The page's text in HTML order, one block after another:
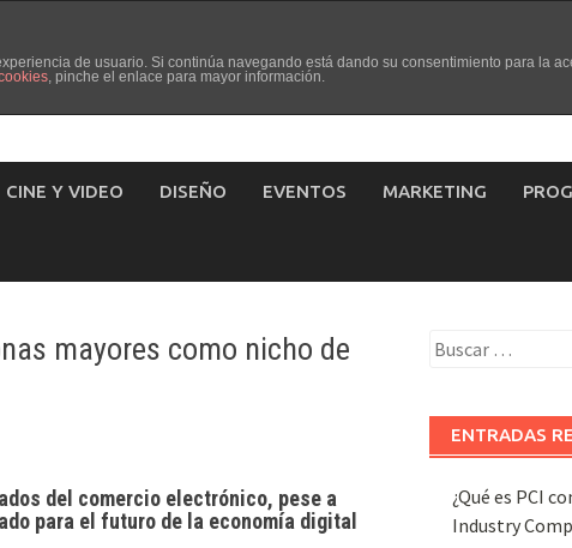
CINE Y VIDEO DISEÑO EVENTOS MARKETING
mayores como nicho de
del comercio electrónico, pese a
para el futuro de la economía digital
Buscar:
ENTRADAS
¿Qué es PCI
Industry
de usuario. Si continúa navegando está dando su consentimiento para la
, pinche el enlace para mayor información.